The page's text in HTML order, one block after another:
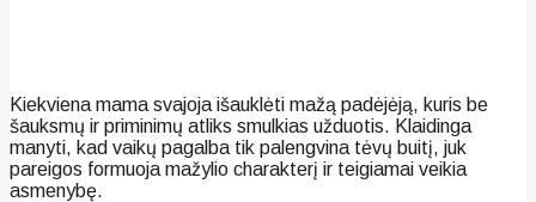
Kiekviena mama svajoja išauklėti mažą padėjėją, kuris be
šauksmų ir priminimų atliks smulkias užduotis. Klaidinga
manyti, kad vaikų pagalba tik palengvina tėvų buitį, juk
pareigos formuoja mažylio charakterį ir teigiamai veikia
asmenybę.